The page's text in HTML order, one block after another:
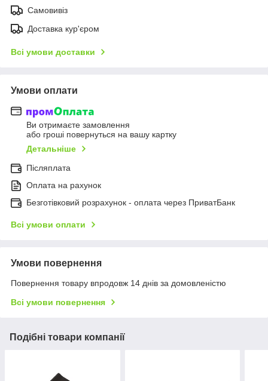
Самовивіз
Доставка кур'єром
Всі умови доставки
Умови оплати
Ви отримаєте замовлення
або гроші повернуться на вашу картку
Детальніше
Післяплата
Оплата на рахунок
Безготівковий розрахунок - оплата через ПриватБанк
Всі умови оплати
Умови повернення
Повернення товару впродовж 14 днів за домовленістю
Всі умови повернення
Подібні товари компанії